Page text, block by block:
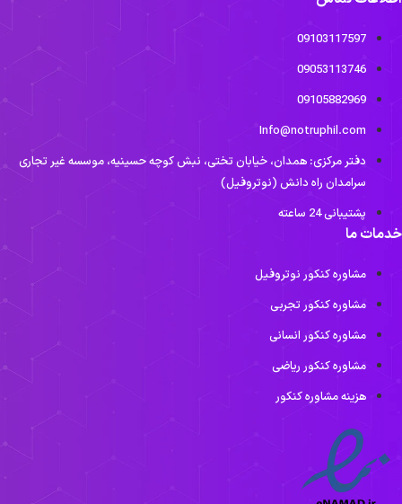
09103117597
09053113746
09105882969
Info@notruphil.com
دفتر مرکزی: همدان، خیابان تختی، نبش کوچه حسینیه، موسسه غیر تجاری
سرامدان راه دانش (نوتروفیل)
پشتیبانی 24 ساعته
ما
مشاوره کنکور نوتروفیل
مشاوره کنکور تجربی
مشاوره کنکور انسانی
مشاوره کنکور ریاضی
هزینه مشاوره کنکور